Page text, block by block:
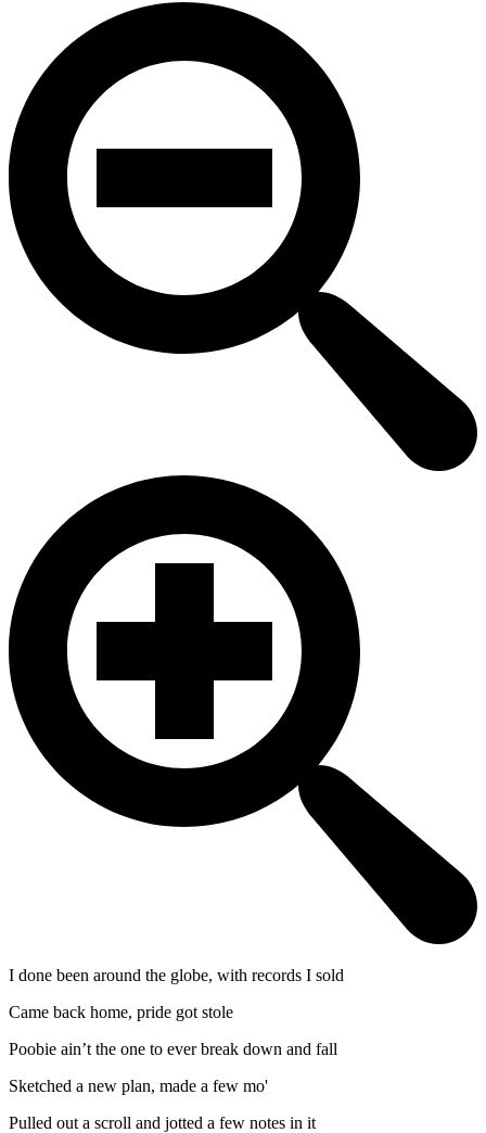
I done been around the globe, with records I sold
Came back home, pride got stole
Poobie ain’t the one to ever break down and fall
Sketched a new plan, made a few mo'
Pulled out a scroll and jotted a few notes in it